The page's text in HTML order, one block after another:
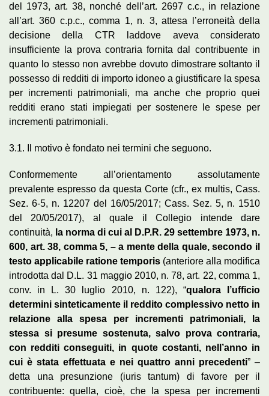
del 1973, art. 38, nonché dell’art. 2697 c.c., in relazione
all’art. 360 c.p.c., comma 1, n. 3, attesa l’erroneità della
decisione della CTR laddove aveva considerato
insufficiente la prova contraria fornita dal contribuente in
quanto lo stesso non avrebbe dovuto dimostrare soltanto il
possesso di redditi di importo idoneo a giustificare la spesa
per incrementi patrimoniali, ma anche che proprio quei
redditi erano stati impiegati per sostenere le spese per
incrementi patrimoniali.
3.1. Il motivo è fondato nei termini che seguono.
Conformemente all’orientamento assolutamente
prevalente espresso da questa Corte (cfr., ex multis, Cass.
Sez. 6-5, n. 12207 del 16/05/2017; Cass. Sez. 5, n. 1510
del 20/05/2017), al quale il Collegio intende dare
continuità, la norma di cui al D.P.R. 29 settembre 1973, n.
600, art. 38, comma 5, – a mente della quale, secondo il
testo applicabile ratione temporis (anteriore alla modifica
introdotta dal D.L. 31 maggio 2010, n. 78, art. 22, comma 1,
conv. in L. 30 luglio 2010, n. 122), “qualora l’ufficio
determini sinteticamente il reddito complessivo netto in
relazione alla spesa per incrementi patrimoniali, la
stessa si presume sostenuta, salvo prova contraria,
con redditi conseguiti, in quote costanti, nell’anno in
cui è stata effettuata e nei quattro anni precedenti” –
detta una presunzione (iuris tantum) di favore per il
contribuente: quella, cioè, che la spesa per incrementi